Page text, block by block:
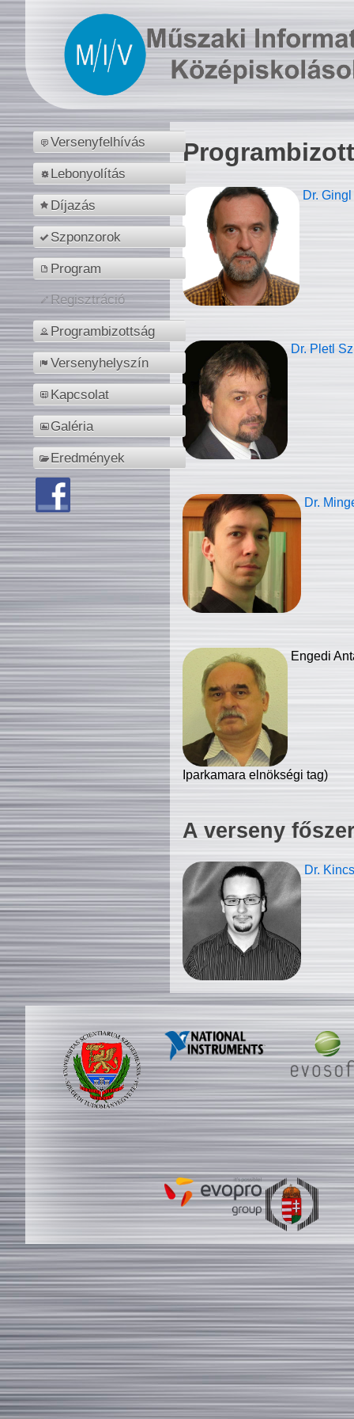
Versenyfelhívás
Lebonyolítás
Díjazás
Szponzorok
Program
Regisztráció
Programbizottság
Versenyhelyszín
Kapcsolat
Galéria
Eredmények
Dr.
Dr. Pletl
Dr.
Engedi
Iparkamara elnökségi tag)
A verseny
Dr.